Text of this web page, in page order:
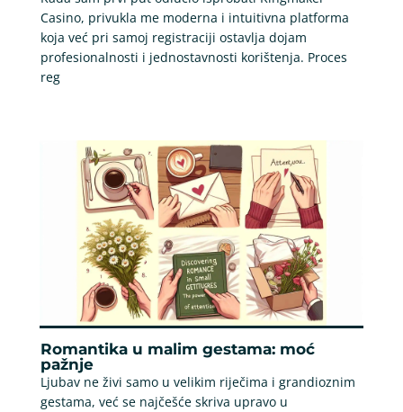
Casino, privukla me moderna i intuitivna platforma
koja već pri samoj registraciji ostavlja dojam
profesionalnosti i jednostavnosti korištenja. Proces
reg
Romantika u malim gestama: moć
pažnje
Ljubav ne živi samo u velikim riječima i grandioznim
gestama, već se najčešće skriva upravo u